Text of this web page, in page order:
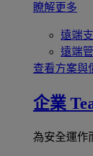
瞭解更多
遠端
遠端
查看方案與
企業
為安全運作